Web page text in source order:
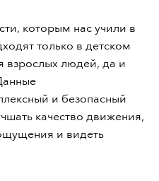
которым нас учили в
только в детском
взрослых людей, да и
и безопасный
качество движения,
и видеть